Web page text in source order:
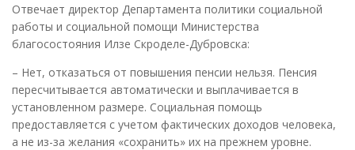
Отвечает директор Департамента политики социальной
работы и социальной помощи Министерства
благосостояния Илзе Скроделе-Дубровска:
– Нет, отказаться от повышения пенсии нельзя. Пенсия
пересчитывается автоматически и выплачивается в
установленном размере. Социальная помощь
предоставляется с учетом фактических доходов человека,
а не из-за желания «сохранить» их на прежнем уровне.